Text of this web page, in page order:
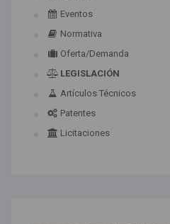
Eventos
Normativa
Oferta/Demanda
LEGISLACIÓN
Artículos Técnicos
Patentes
Licitaciones